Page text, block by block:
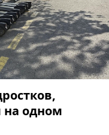
на одном